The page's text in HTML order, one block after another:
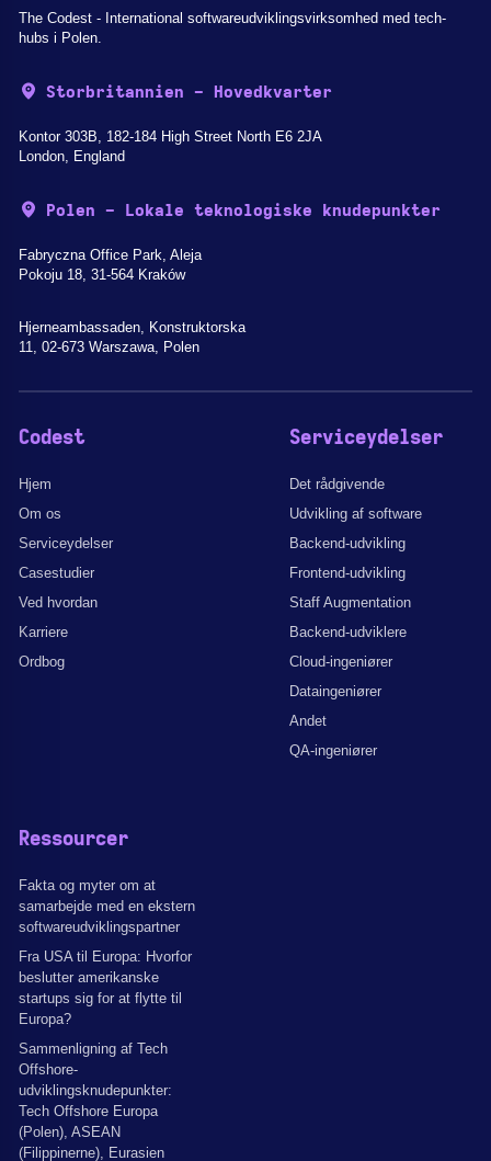
The Codest - International softwareudviklingsvirksomhed med tech-
hubs i Polen.
Storbritannien - Hovedkvarter
Kontor 303B, 182-184 High Street North E6 2JA
London, England
Polen - Lokale teknologiske knudepunkter
Fabryczna Office Park, Aleja
Pokoju 18, 31-564 Kraków
Hjerneambassaden, Konstruktorska
11, 02-673 Warszawa, Polen
Codest
Hjem
Om os
Serviceydelser
Casestudier
Ved hvordan
Karriere
Ordbog
Serviceydelser
Det rådgivende
Udvikling af software
Backend-udvikling
Frontend-udvikling
Staff Augmentation
Backend-udviklere
Cloud-ingeniører
Dataingeniører
Andet
QA-ingeniører
Ressourcer
Fakta og myter om at
samarbejde med en ekstern
softwareudviklingspartner
Fra USA til Europa: Hvorfor
beslutter amerikanske
startups sig for at flytte til
Europa?
Sammenligning af Tech
Offshore-
udviklingsknudepunkter:
Tech Offshore Europa
(Polen), ASEAN
(Filippinerne), Eurasien